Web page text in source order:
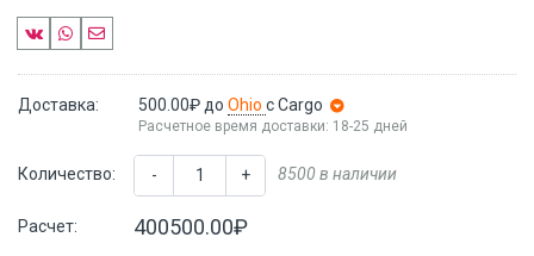
Доставка: 500.00₽ до Ohio с Cargo
Расчетное время доставки: 18-25 дней
Количество: - + 8500 в наличии
Расчет: 400500.00₽